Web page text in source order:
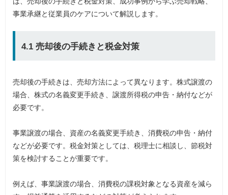
事業承継と従業員のケアについて解説します。
4.1 売却後の手続きと税金対策
売却後の手続きは、売却方法によって異なります。株式譲渡の
場合、株式の名義変更手続き、譲渡所得税の申告・納付などが
必要です。
事業譲渡の場合、資産の名義変更手続き、消費税の申告・納付
などが必要です。税金対策としては、税理士に相談し、節税対
策を検討することが重要です。
例えば、事業譲渡の場合、消費税の課税対象となる資産を減ら